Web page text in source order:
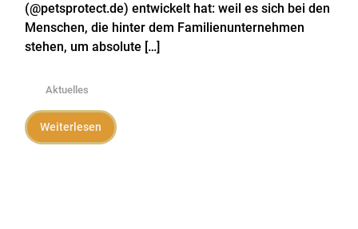
(@petsprotect.de) entwickelt hat: weil es sich bei den
Menschen, die hinter dem Familienunternehmen
stehen, um absolute […]
Aktuelles
Weiterlesen